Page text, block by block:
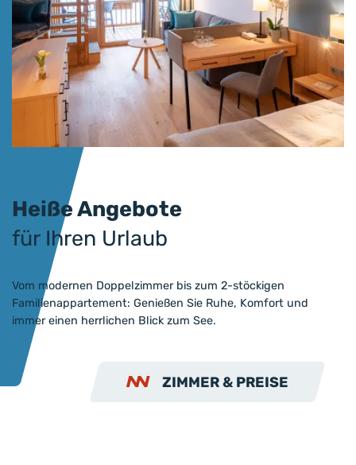
Heiße Angebote
für Ihren Urlaub
Vom modernen Doppelzimmer bis zum 2-stöckigen
Familienappartement: Genießen Sie Ruhe, Komfort und
immer einen herrlichen Blick zum See.
ZIMMER & PREISE